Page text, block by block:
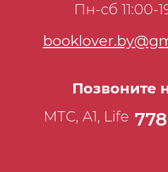
Пн-сб 11:00-
Позвоните
МТС, А1, Life